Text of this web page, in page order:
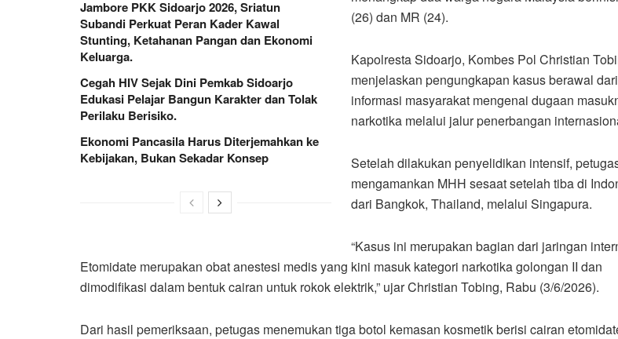
Jambore PKK Sidoarjo 2026, Sriatun
Subandi Perkuat Peran Kader Kawal
Stunting, Ketahanan Pangan dan Ekonomi
Keluarga.
Cegah HIV Sejak Dini Pemkab Sidoarjo
Edukasi Pelajar Bangun Karakter dan Tolak
Perilaku Berisiko.
Ekonomi Pancasila Harus Diterjemahkan ke
Kebijakan, Bukan Sekadar Konsep
(26) dan MR (24).
Kapolresta Sidoarjo, Kombes Pol Christian
menjelaskan pengungkapan kasus berawal dari
informasi masyarakat mengenai dugaan
narkotika melalui jalur penerbangan
Setelah dilakukan penyelidikan intensif,
mengamankan MHH sesaat setelah tiba di
dari Bangkok, Thailand, melalui Singapura.
“Kasus ini merupakan bagian dari jaringan
Etomidate merupakan obat anestesi medis yang kini masuk kategori narkotika golongan II dan
dimodifikasi dalam bentuk cairan untuk rokok elektrik,” ujar Christian Tobing, Rabu (3/6/2026).
Dari hasil pemeriksaan, petugas menemukan tiga botol kemasan kosmetik berisi cairan